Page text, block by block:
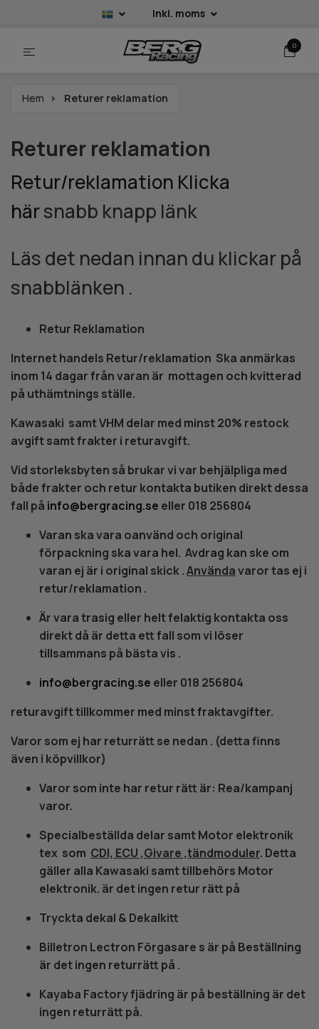
Inkl. moms
0
Hem Returer reklamation
Returer reklamation
Retur/reklamation Klicka
härsnabb knapp länk
Läs det nedan innan du klickar på
snabblänken .
Retur Reklamation
Internet handels Retur/reklamation Ska anmärkas
inom 14 dagar från varan är mottagen och kvitterad
på uthämtnings ställe.
Kawasaki samt VHM delar med minst 20% restock
avgift samt frakter i returavgift.
Vid storleksbyten så brukar vi var behjälpliga med
både frakter och retur kontakta butiken direkt dessa
fall på info@bergracing.se eller 018 256804
Varan ska vara oanvänd och original
förpackning ska vara hel. Avdrag kan ske om
varan ej är i original skick .Användavaror tas ej i
retur/reklamation .
Är vara trasig eller helt felaktig kontakta oss
direkt då är detta ett fall som vi löser
tillsammans på bästa vis .
info@bergracing.se eller 018 256804
returavgift tillkommer med minst fraktavgifter.
Varor som ej har returrätt se nedan . (detta finns
även i köpvillkor)
Varor som inte har retur rätt är: Rea/kampanj
varor.
Specialbeställda delar samt Motor elektronik
tex som CDI, ECU ,Givare ,tändmoduler. Detta
gäller alla Kawasaki samt tillbehörs Motor
elektronik. är det ingen retur rätt på
Tryckta dekal & Dekalkitt
Billetron Lectron Förgasare s är på Beställning
är det ingen returrätt på .
Kayaba Factory fjädring är på beställning är det
ingen returrätt på.